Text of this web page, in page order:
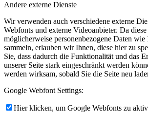
Andere externe Dienste
Wir verwenden auch verschiedene externe
Webfonts und externe Videoanbieter. Da
möglicherweise personenbezogene Daten wie
sammeln, erlauben wir Ihnen, diese hier zu
Sie, dass dadurch die Funktionalität und das
unserer Seite stark eingeschränkt werden
werden wirksam, sobald Sie die Seite neu
Google Webfont Settings:
Hier klicken, um Google Webfonts zu